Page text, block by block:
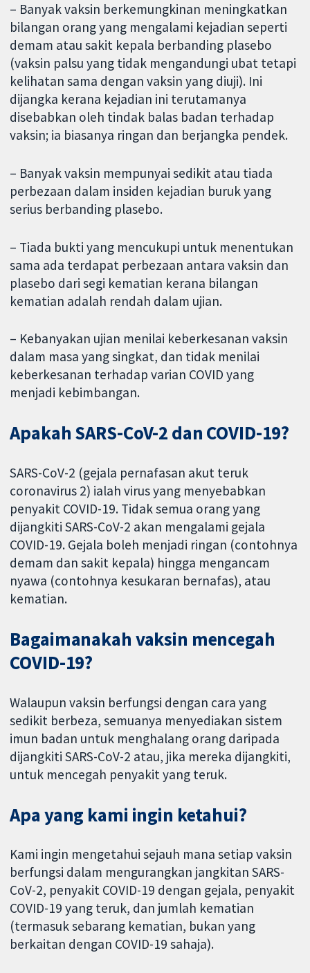
– Banyak vaksin berkemungkinan meningkatkan
bilangan orang yang mengalami kejadian seperti
demam atau sakit kepala berbanding plasebo
(vaksin palsu yang tidak mengandungi ubat tetapi
kelihatan sama dengan vaksin yang diuji). Ini
dijangka kerana kejadian ini terutamanya
disebabkan oleh tindak balas badan terhadap
vaksin; ia biasanya ringan dan berjangka pendek.
– Banyak vaksin mempunyai sedikit atau tiada
perbezaan dalam insiden kejadian buruk yang
serius berbanding plasebo.
– Tiada bukti yang mencukupi untuk menentukan
sama ada terdapat perbezaan antara vaksin dan
plasebo dari segi kematian kerana bilangan
kematian adalah rendah dalam ujian.
– Kebanyakan ujian menilai keberkesanan vaksin
dalam masa yang singkat, dan tidak menilai
keberkesanan terhadap varian COVID yang
menjadi kebimbangan.
Apakah SARS-CoV-2 dan COVID-19?
SARS-CoV-2 (gejala pernafasan akut teruk
coronavirus 2) ialah virus yang menyebabkan
penyakit COVID-19. Tidak semua orang yang
dijangkiti SARS-CoV-2 akan mengalami gejala
COVID-19. Gejala boleh menjadi ringan (contohnya
demam dan sakit kepala) hingga mengancam
nyawa (contohnya kesukaran bernafas), atau
kematian.
Bagaimanakah vaksin mencegah
COVID-19?
Walaupun vaksin berfungsi dengan cara yang
sedikit berbeza, semuanya menyediakan sistem
imun badan untuk menghalang orang daripada
dijangkiti SARS-CoV-2 atau, jika mereka dijangkiti,
untuk mencegah penyakit yang teruk.
Apa yang kami ingin ketahui?
Kami ingin mengetahui sejauh mana setiap vaksin
berfungsi dalam mengurangkan jangkitan SARS-
CoV-2, penyakit COVID-19 dengan gejala, penyakit
COVID-19 yang teruk, dan jumlah kematian
(termasuk sebarang kematian, bukan yang
berkaitan dengan COVID-19 sahaja).